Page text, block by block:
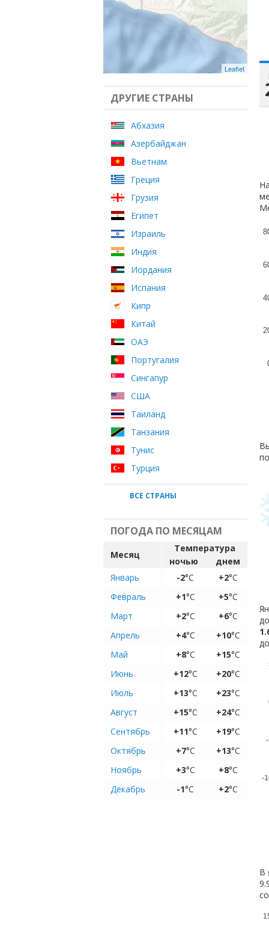
Leaflet
ДРУГИЕ СТРАНЫ
Абхазия
Азербайджан
Вьетнам
Греция
Грузия
Египет
Израиль
Индия
Иордания
Испания
Кипр
Китай
ОАЭ
Португалия
Сингапур
США
Таиланд
Танзания
Тунис
Турция
ВСЕ СТРАНЫ
ПОГОДА ПО МЕСЯЦАМ
Месяц
Температура
ночью
днем
Январь
-2°C +2°C
Февраль
+1°C +5°C
Март
+2°C +6°C
Апрель
+4°C +10°C
Май
+8°C +15°C
Июнь
+12°C +20°C
Июль
+13°C +23°C
Август
+15°C +24°C
Сентябрь
+11°C +19°C
Октябрь
+7°C +13°C
Ноябрь
+3°C +8°C
Декабрь
-1°C +2°C
-
В